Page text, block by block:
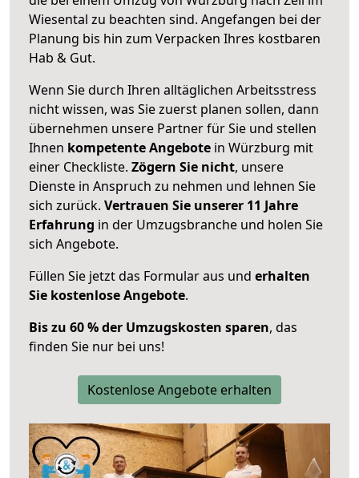
Wiesental zu beachten sind. Angefangen bei der
Planung bis hin zum Verpacken Ihres kostbaren
Hab & Gut.
Wenn Sie durch Ihren alltäglichen Arbeitsstress
nicht wissen, was Sie zuerst planen sollen, dann
übernehmen unsere Partner für Sie und stellen
Ihnen kompetente Angebote in Würzburg mit
einer Checkliste. Zögern Sie nicht, unsere
Dienste in Anspruch zu nehmen und lehnen Sie
sich zurück. Vertrauen Sie unserer 11 Jahre
Erfahrung in der Umzugsbranche und holen Sie
sich Angebote.
Füllen Sie jetzt das Formular aus und erhalten
Sie kostenlose Angebote.
Bis zu 60 % der Umzugskosten sparen, das
finden Sie nur bei uns!
Kostenlose Angebote erhalten